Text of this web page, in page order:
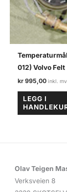
012) Volvo Felt
kr 995,00
LEGG I
Olav Teigen
Verksveien 8